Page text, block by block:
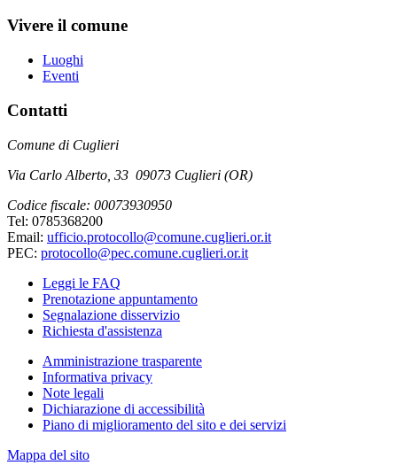
Vivere il comune
Luoghi
Eventi
Contatti
Comune di Cuglieri
Via Carlo Alberto, 33 09073 Cuglieri (OR)
Codice fiscale: 00073930950
Tel: 0785368200
Email: ufficio.protocollo@comune.cuglieri.or.it
PEC: protocollo@pec.comune.cuglieri.or.it
Leggi le FAQ
Prenotazione appuntamento
Segnalazione disservizio
Richiesta d'assistenza
Amministrazione trasparente
Informativa privacy
Note legali
Dichiarazione di accessibilità
Piano di miglioramento del sito e dei servizi
Mappa del sito